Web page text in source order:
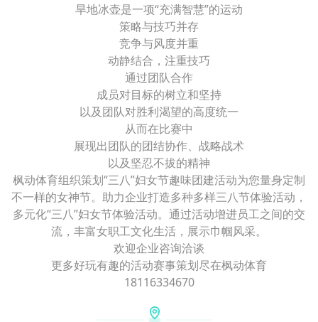
旱地冰壶是一项“充满智慧”的运动
策略与技巧并存
竞争与风度并重
动静结合，注重技巧
通过团队合作
成员对目标的树立和坚持
以及团队对胜利渴望的高度统一
从而在比赛中
展现出团队的团结协作、战略战术
以及坚忍不拔的精神
枫动体育组织策划“三八”妇女节趣味团建活动为您量身定制
不一样的女神节。助力企业打造多种多样三八节体验活动，
多元化“三八”妇女节体验活动。通过活动增进员工之间的交
流，丰富女职工文化生活，展示巾帼风采。
欢迎企业咨询洽谈
更多好玩有趣的活动赛事策划尽在枫动体育
18116334670